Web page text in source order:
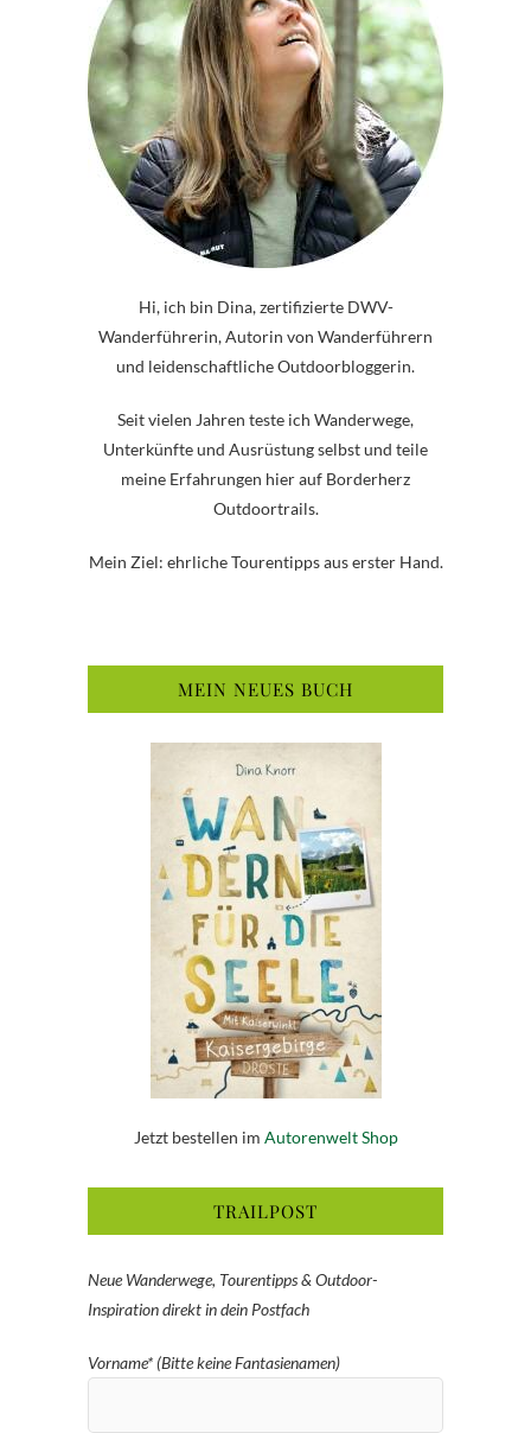
Hi, ich bin Dina, zertifizierte DWV-
Wanderführerin, Autorin von Wanderführern
und leidenschaftliche Outdoorbloggerin.
Seit vielen Jahren teste ich Wanderwege,
Unterkünfte und Ausrüstung selbst und teile
meine Erfahrungen hier auf Borderherz
Outdoortrails.
Mein Ziel: ehrliche Tourentipps aus erster Hand.
MEIN NEUES BUCH
Jetzt bestellen im Autorenwelt Shop
TRAILPOST
Neue Wanderwege, Tourentipps & Outdoor-
Inspiration direkt in dein Postfach
Vorname* (Bitte keine Fantasienamen)